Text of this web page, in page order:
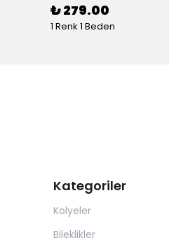
₺ 279.00
1 Renk 1 Beden
Kategoriler
Kolyeler
Bileklikler